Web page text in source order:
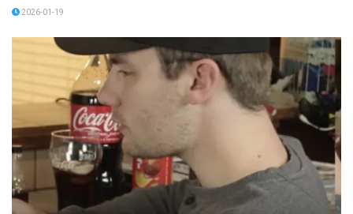
2026-01-19